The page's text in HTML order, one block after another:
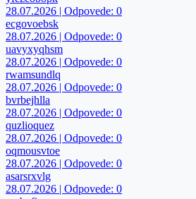
28.07.2026 | Odpovede: 0
ecgovoebsk
28.07.2026 | Odpovede: 0
uavyxyqhsm
28.07.2026 | Odpovede: 0
rwamsundlq
28.07.2026 | Odpovede: 0
bvrbejhlla
28.07.2026 | Odpovede: 0
quzlioquez
28.07.2026 | Odpovede: 0
oqmousvtoe
28.07.2026 | Odpovede: 0
asarsrxvlg
28.07.2026 | Odpovede: 0